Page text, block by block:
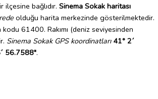
ilçesine bağlıdır. Sinema Sokak haritası
olduğu harita merkezinde gösterilmektedir.
61400. Rakımı (deniz seviyesinden
Sinema Sokak GPS koordinatları 41° 2´
56.7588".